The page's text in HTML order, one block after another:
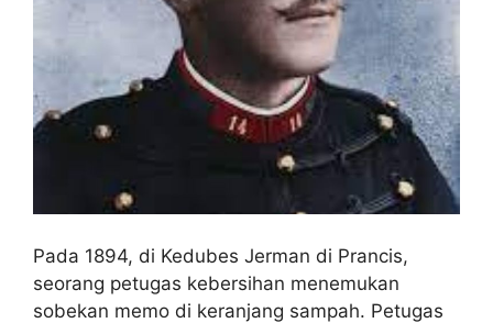
Pada 1894, di Kedubes Jerman di Prancis,
seorang petugas kebersihan menemukan
sobekan memo di keranjang sampah. Petugas